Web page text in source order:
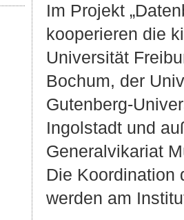
Im Projekt
kooperieren die
Universität
Bochum, der
Gutenberg-
Ingolstadt und
Generalvikariat
Die Koordination
werden am